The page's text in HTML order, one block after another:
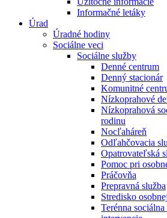
Informačné letáky
Úrad
Úradné hodiny
Sociálne veci
Sociálne služby
Denné centrum
Denný stacionár
Komunitné
Nízkoprahové
Nízkoprahová
rodinu
Nocľaháreň
Odľahčovacia
Opatrovateľská
Pomoc pri
Práčovňa
Prepravná služba
Stredisko
Terénna